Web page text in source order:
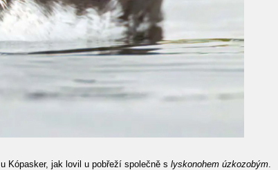
u Kópasker, jak lovil u pobřeží společně s lyskonohem úzkozobým.